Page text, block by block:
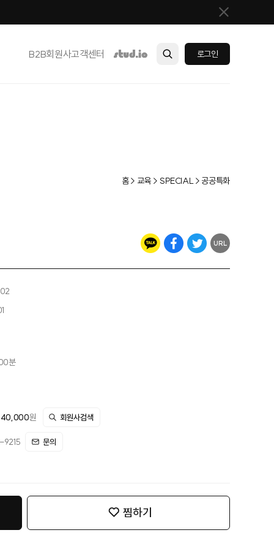
B2B회원사고객센터 로그인
홈 > 교육 > SPECIAL > 공공특화
URL
분
원 회원사검색
9215 문의
찜하기